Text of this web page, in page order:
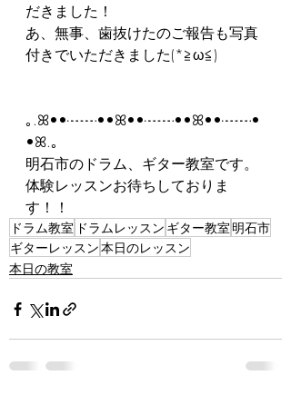
だきました！
あ、無事、歯抜けたのご報告も写真
付きでいただきました(*≧ω≦)
｡.ꕤ••┈┈••ꕤ••┈┈••ꕤ••┈┈•
•ꕤ.｡
明石市のドラム、ギター教室です。
体験レッスンお待ちしておりま
す！！
ドラム教室 ドラムレッスン ギター教室 明石市
ギターレッスン本日のレッスン
本日の教室